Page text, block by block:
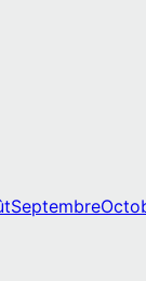
Septembre